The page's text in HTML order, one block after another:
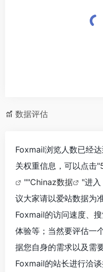
数据评估
Foxmail浏览人数已经
关权重信息，可以点击"
""Chinaz数据
"进
议大家请以爱站数据为
Foxmail的访问速度、
体验等；当然要评估一
据您自身的需求以及需
Foxmail的站长进行洽